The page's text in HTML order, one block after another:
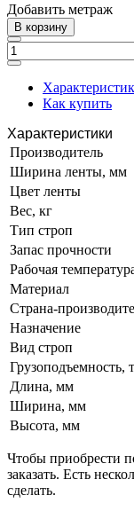
Добавить метраж
В корзину
Как купить
Характеристики
Производитель
Ширина ленты, мм
Цвет ленты
Вес, кг
Тип строп
Запас прочности
Рабочая
Материал
Страна-
Назначение
Вид строп
Грузоподъемность,
Длина, мм
Ширина, мм
Высота, мм
Чтобы приобрести
заказать. Есть
сделать.